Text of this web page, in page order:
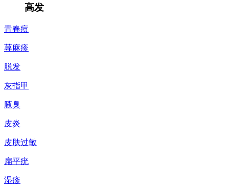
高发
青春痘
荨麻疹
脱发
灰指甲
腋臭
皮炎
皮肤过敏
扁平疣
湿疹